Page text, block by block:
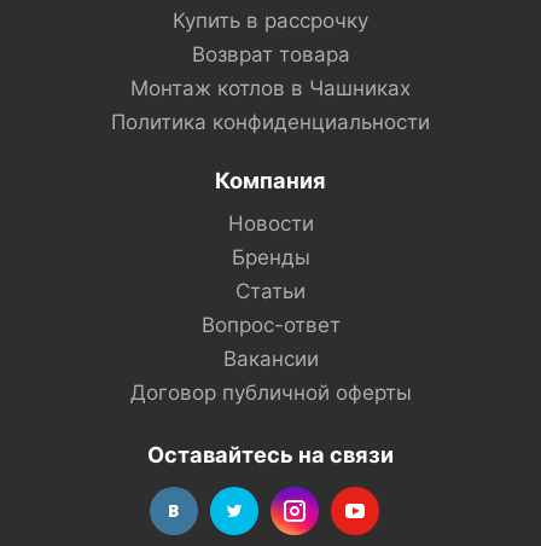
Купить в рассрочку
Возврат товара
Монтаж котлов в Чашниках
Политика конфиденциальности
Компания
Новости
Бренды
Статьи
Вопрос-ответ
Вакансии
Договор публичной оферты
Оставайтесь на связи